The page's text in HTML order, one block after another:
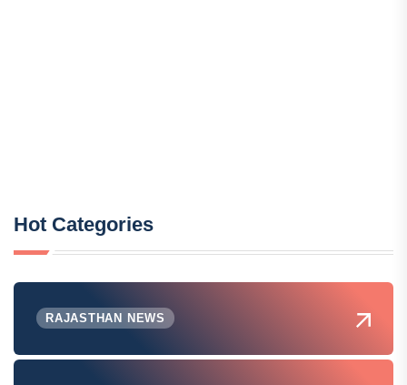
Hot Categories
RAJASTHAN NEWS